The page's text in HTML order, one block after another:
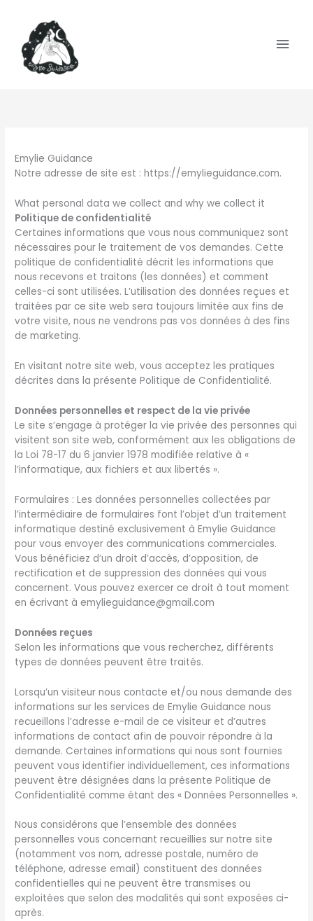
contenu
Emylie Guidance
Notre adresse de site est : https://emylieguidance.com.
What personal data we collect and why we collect it
Politique de confidentialité
Certaines informations que vous nous communiquez sont
nécessaires pour le traitement de vos demandes. Cette
politique de confidentialité décrit les informations que
nous recevons et traitons (les données) et comment
celles-ci sont utilisées. L’utilisation des données reçues et
traitées par ce site web sera toujours limitée aux fins de
votre visite, nous ne vendrons pas vos données à des fins
de marketing.
En visitant notre site web, vous acceptez les pratiques
décrites dans la présente Politique de Confidentialité.
Données personnelles et respect de la vie privée
Le site s’engage à protéger la vie privée des personnes qui
visitent son site web, conformément aux les obligations de
la Loi 78-17 du 6 janvier 1978 modifiée relative à «
l’informatique, aux fichiers et aux libertés ».
Formulaires : Les données personnelles collectées par
l’intermédiaire de formulaires font l’objet d’un traitement
informatique destiné exclusivement à Emylie Guidance
pour vous envoyer des communications commerciales.
Vous bénéficiez d’un droit d’accès, d’opposition, de
rectification et de suppression des données qui vous
concernent. Vous pouvez exercer ce droit à tout moment
en écrivant à emylieguidance@gmail.com
Données reçues
Selon les informations que vous recherchez, différents
types de données peuvent être traités.
Lorsqu’un visiteur nous contacte et/ou nous demande des
informations sur les services de Emylie Guidance nous
recueillons l’adresse e-mail de ce visiteur et d’autres
informations de contact afin de pouvoir répondre à la
demande. Certaines informations qui nous sont fournies
peuvent vous identifier individuellement, ces informations
peuvent être désignées dans la présente Politique de
Confidentialité comme étant des « Données Personnelles ».
Nous considérons que l’ensemble des données
personnelles vous concernant recueillies sur notre site
(notamment vos nom, adresse postale, numéro de
téléphone, adresse email) constituent des données
confidentielles qui ne peuvent être transmises ou
exploitées que selon des modalités qui sont exposées ci-
après.